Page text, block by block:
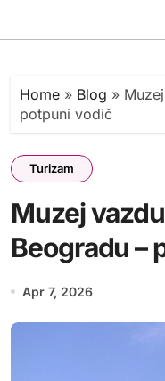
Home » Blog »
potpuni vodič
Turizam
Muzej
Beogradu –
Apr 7, 2026